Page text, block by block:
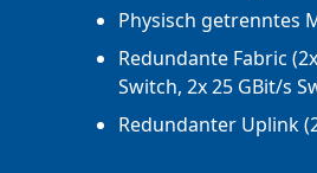
Physisch getrenntes
Redundante Fabric
Switch, 2x 25 GBit/s
Redundanter Uplink